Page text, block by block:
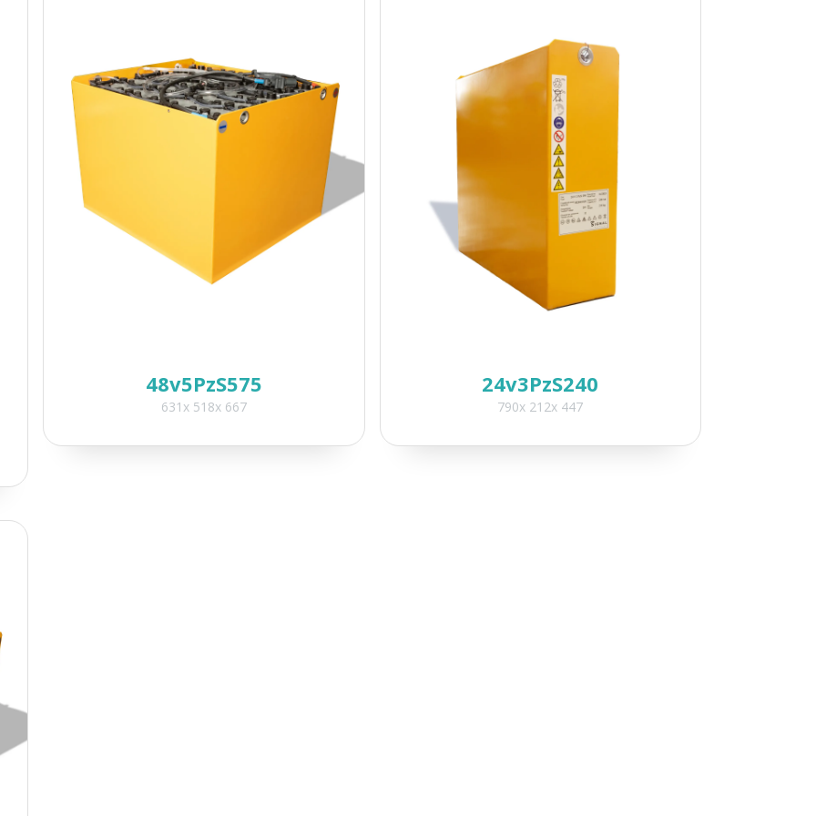
48v5PzS575
631x 518x 667
24v3PzS240
790x 212x 447